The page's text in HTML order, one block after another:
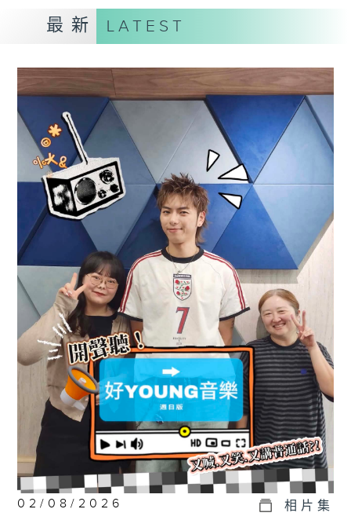
星期日下午2點，MinkMink跨越時空界限，
帶你感受經典音樂的青春魅力！
最新 LATEST
02/08/2026 相片集